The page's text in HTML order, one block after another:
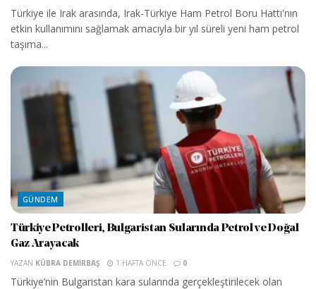
Türkiye ile Irak arasında, Irak-Türkiye Ham Petrol Boru Hattı'nın
etkin kullanımını sağlamak amacıyla bir yıl süreli yeni ham petrol
taşıma...
GÜNDEM
Türkiye Petrolleri, Bulgaristan Sularında Petrol ve Doğal
Gaz Arayacak
YAZAN KÜBRA DEMIRBAŞ 1 HAFTA ÖNCE 0
Türkiye’nin Bulgaristan kara sularında gerçekleştirilecek olan